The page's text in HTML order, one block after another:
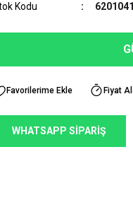
Kodu
Fiyat
WHATSAPP SİPARİŞ